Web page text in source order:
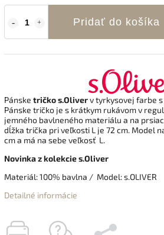
Pridať do košíka
Pánske tričko s.Oliverv tyrkysovej farbe
Pánske tričko je s krátkym rukávom v
jemného bavlneného materiálu a na
dĺžka trička pri veľkosti L je 72 cm. Model
cm a má na sebe veľkosť L.
Novinka z kolekcie s.Oliver
Materiál: 100% bavlna / Model: s.OLIVER
Detailné informácie